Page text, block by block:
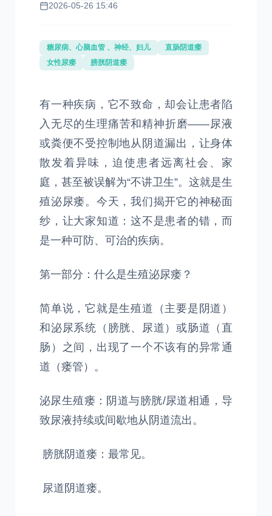
2026-05-26 15:46
糖尿病、心脑血管 、神经、妇儿
直肠阴道瘘
女性尿瘘
膀胱阴道瘘
有一种疾病，它不致命，却会让患者陷
入无尽的生理痛苦和精神折磨——尿液
或粪便不受控制地从阴道漏出，让身体
散发着异味，迫使患者远离社会、家
庭，甚至被误解为“不讲卫生”。这就是生
殖泌尿瘘。今天，我们揭开它的神秘面
纱，让大家知道：这不是患者的错，而
是一种可防、可治的疾病。
第一部分：什么是生殖泌尿瘘？
简单说，它就是生殖道（主要是阴道）
和泌尿系统（膀胱、尿道）或肠道（直
肠）之间，出现了一个不该有的异常通
道（瘘管）。
泌尿生殖瘘：阴道与膀胱/尿道相通，导
致尿液持续或间歇地从阴道流出。
膀胱阴道瘘：最常见。
尿道阴道瘘。